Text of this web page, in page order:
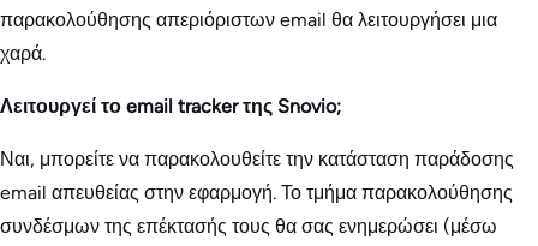
παρακολούθησης απεριόριστων email θα λειτουργήσει μια
χαρά.
Λειτουργεί το email tracker της Snovio;
Ναι, μπορείτε να παρακολουθείτε την κατάσταση παράδοσης
email απευθείας στην εφαρμογή. Το τμήμα παρακολούθησης
συνδέσμων της επέκτασής τους θα σας ενημερώσει (μέσω